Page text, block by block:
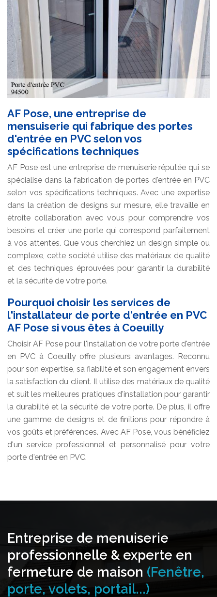
AF Pose, une entreprise de
mensuiserie qui fabrique des portes
d'entrée en PVC selon vos
spécifications techniques
AF Pose est une entreprise de menuiserie réputée qui se
spécialise dans la fabrication de portes d'entrée en PVC
selon vos spécifications techniques. Avec une expertise
dans la création de designs sur mesure, elle travaille en
étroite collaboration avec vous pour comprendre vos
besoins et créer une porte qui correspond parfaitement
à vos attentes. Que vous cherchiez un design simple ou
complexe, cette société utilise des matériaux de qualité
et des techniques éprouvées pour garantir la durabilité
et la sécurité de votre porte.
Pourquoi choisir les services de
l'installateur de porte d'entrée en PVC
AF Pose si vous êtes à Coeuilly
Choisir AF Pose pour l'installation de votre porte d'entrée
en PVC à Coeuilly offre plusieurs avantages. Reconnu
pour son expertise, sa fiabilité et son engagement envers
la satisfaction du client. Il utilise des matériaux de qualité
et suit les meilleures pratiques d'installation pour garantir
la durabilité et la sécurité de votre porte. De plus, il offre
une gamme de designs et de finitions pour répondre à
vos goûts et préférences. Avec AF Pose, vous bénéficiez
d'un service professionnel et personnalisé pour votre
porte d'entrée en PVC.
Entreprise de menuiserie
professionnelle & experte en
fermeture de maison (Fenêtre,
porte, volets, portail...)